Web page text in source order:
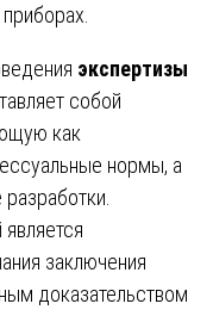
экспертизы
собой
как
нормы, а
заключения
доказательством